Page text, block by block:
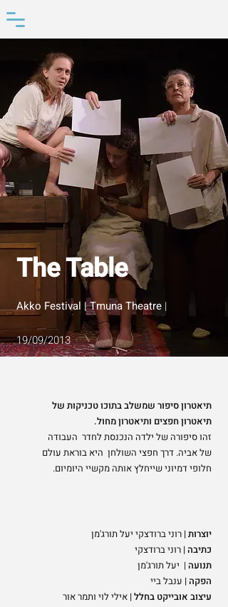
The Table
Akko Festival | Tmuna Theatre |
19/09/2013
תיאטרון סיפור שמשלב בתוכו טכניקות של
תיאטרון חפצים ותיאטרון מחול.
זהו סיפורה של ילדה הנכנסת לחדר העבודה
של אביה. דרך חפצי השולחן היא בוראת עולם
חלופי דמיוני שייחלץ אותה מקשיי היומיום.
יוצרות | רוני ברודצקי יעל תורג'מן
כתיבה | רוני ברודצקי
תנועה | יעל תורג'מן
הפקה | ענבל ביי
עיצוב אובייקט בחלל | אילי לוי ותמר אור